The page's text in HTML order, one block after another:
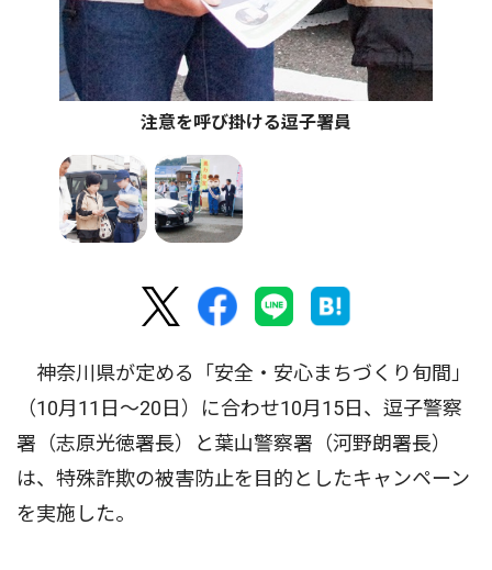
注意を呼び掛ける逗子署員
神奈川県が定める「安全・安心まちづくり旬間」
（10月11日〜20日）に合わせ10月15日、逗子警察
署（志原光徳署長）と葉山警察署（河野朗署長）
は、特殊詐欺の被害防止を目的としたキャンペーン
を実施した。